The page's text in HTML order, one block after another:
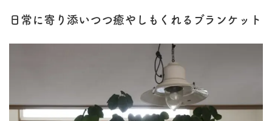
日常に寄り添いつつ癒やしもくれるブランケット